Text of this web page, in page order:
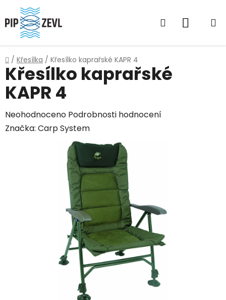
Přejít
na
obsah
Hledat
Domů
/ Křesílka / Křesílko kaprařské KAPR 4
Křesílko kaprařské
KAPR 4
Průměrné
hodnocení
Neohodnoceno Podrobnosti hodnocení
Značka: Carp System